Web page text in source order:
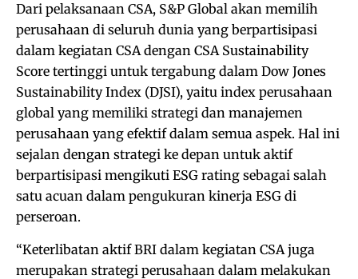
Dari pelaksanaan CSA, S&P Global akan memilih
perusahaan di seluruh dunia yang berpartisipasi
dalam kegiatan CSA dengan CSA Sustainability
Score tertinggi untuk tergabung dalam Dow Jones
Sustainability Index (DJSI), yaitu index perusahaan
global yang memiliki strategi dan manajemen
perusahaan yang efektif dalam semua aspek. Hal ini
sejalan dengan strategi ke depan untuk aktif
berpartisipasi mengikuti ESG rating sebagai salah
satu acuan dalam pengukuran kinerja ESG di
perseroan.
“Keterlibatan aktif BRI dalam kegiatan CSA juga
merupakan strategi perusahaan dalam melakukan